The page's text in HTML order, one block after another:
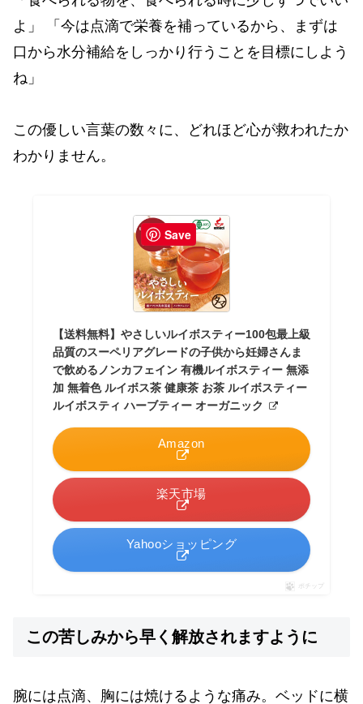
よ」 「今は点滴で栄養を補っているから、まずは
口から水分補給をしっかり行うことを目標にしよう
ね」
この優しい言葉の数々に、どれほど心が救われたか
わかりません。
【送料無料】やさしいルイボスティー100包最上級
品質のスーペリアグレードの子供から妊婦さんま
で飲めるノンカフェイン 有機ルイボスティー 無添
加 無着色 ルイボス茶 健康茶 お茶 ルイボスティー
ルイボスティ ハーブティー オーガニック
Amazon
楽天市場
Yahooショッピング
ポチップ
この苦しみから早く解放されますように
腕には点滴、胸には焼けるような痛み。ベッドに横
Save